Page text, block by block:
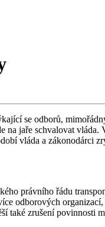
se odborů,
jaře schvalovat vláda.
vláda a zákonodárci
právního řádu
odborových
také zrušení povinnosti